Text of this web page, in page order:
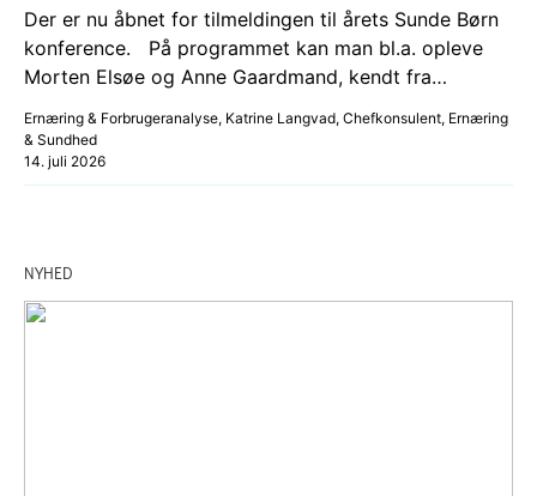
Der er nu åbnet for tilmeldingen til årets Sunde Børn
konference. På programmet kan man bl.a. opleve
Morten Elsøe og Anne Gaardmand, kendt fra…
Ernæring & Forbrugeranalyse, Katrine Langvad, Chefkonsulent, Ernæring
& Sundhed
14. juli 2026
NYHED